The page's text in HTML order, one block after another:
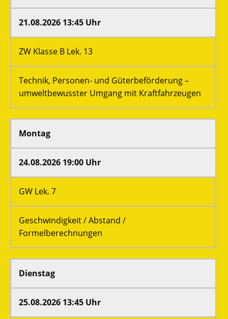
21.08.2026 13:45 Uhr
ZW Klasse B Lek. 13
Technik, Personen- und Güterbeförderung –
umweltbewusster Umgang mit Kraftfahrzeugen
Montag
24.08.2026 19:00 Uhr
GW Lek. 7
Geschwindigkeit / Abstand /
Formelberechnungen
Dienstag
25.08.2026 13:45 Uhr